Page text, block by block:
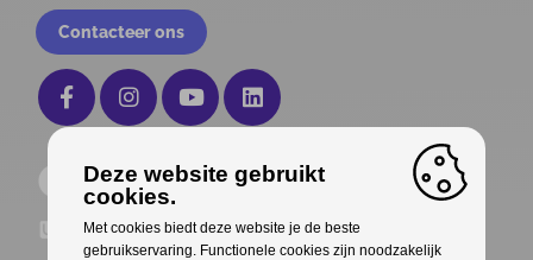
Contacteer ons
Deze website gebruikt
cookies.
Met cookies biedt deze website je de beste
gebruikservaring. Functionele cookies zijn noodzakelijk